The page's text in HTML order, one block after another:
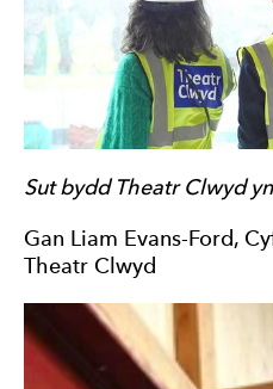
Sut bydd Theatr Clwyd
Gan Liam Evans-Ford,
Theatr Clwyd